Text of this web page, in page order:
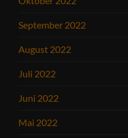
September 2022
August 2022
Juli 2022
Juni 2022
Mai 2022